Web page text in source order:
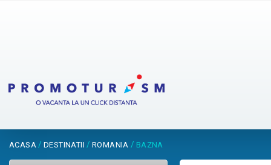
ACASA / DESTINATII / ROMANIA / BAZNA